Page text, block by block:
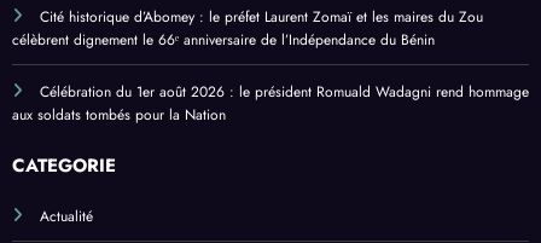
Cité historique d’Abomey : le préfet Laurent Zomaï et les maires du Zou
célèbrent dignement le 66ᵉ anniversaire de l’Indépendance du Bénin
Célébration du 1er août 2026 : le président Romuald Wadagni rend hommage
aux soldats tombés pour la Nation
CATEGORIE
Actualité